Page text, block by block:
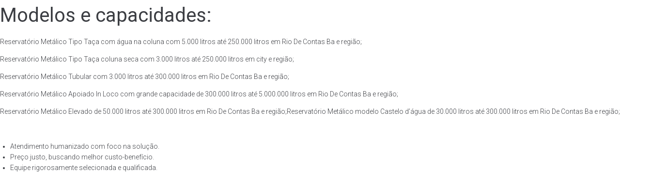
Modelos e capacidades:
Reservatório Metálico Tipo Taça com água na coluna com 5.000 litros até 250.000 litros em Rio De Contas Ba e região;
Reservatório Metálico Tipo Taça coluna seca com 3.000 litros até 250.000 litros em city e região;
Reservatório Metálico Tubular com 3.000 litros até 300.000 litros em Rio De Contas Ba e região;
Reservatório Metálico Apoiado In Loco com grande capacidade de 300.000 litros até 5.000.000 litros em Rio De Contas Ba e região;
Reservatório Metálico Elevado de 50.000 litros até 300.000 litros em Rio De Contas Ba e região;Reservatório Metálico modelo Castelo d’água de 30.000 litros até 300.000 litros em Rio De Contas Ba e região;
Atendimento humanizado com foco na solução.
Preço justo, buscando melhor custo-benefício.
Equipe rigorosamente selecionada e qualificada.